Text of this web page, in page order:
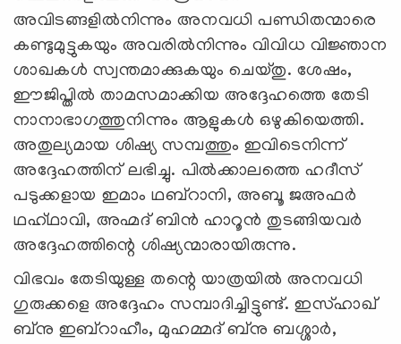
അവിടങ്ങളില്‍നിന്നും അനവധി പണ്ഡിതന്മാരെ
കണ്ടുമുട്ടുകയും അവരില്‍നിന്നും വിവിധ വിജ്ഞാന
ശാഖകള്‍ സ്വന്തമാക്കുകയും ചെയ്തു. ശേഷം,
ഈജിപ്തില്‍ താമസമാക്കിയ അദ്ദേഹത്തെ തേടി
നാനാഭാഗത്തുനിന്നും ആളുകള്‍ ഒഴുകിയെത്തി.
അതുല്യമായ ശിഷ്യ സമ്പത്തും ഇവിടെനിന്ന്
അദ്ദേഹത്തിന് ലഭിച്ചു. പില്‍ക്കാലത്തെ ഹദീസ്
പടുക്കളായ ഇമാം ഥബ്‌റാനി, അബൂ ജഅഫര്‍
ഥഹ്ഥാവി, അഹ്മദ് ബിന്‍ ഹാറൂന്‍ തുടങ്ങിയവര്‍
അദ്ദേഹത്തിന്റെ ശിഷ്യന്മാരായിരുന്നു.
വിഭവം തേടിയുള്ള തന്റെ യാത്രയില്‍ അനവധി
ഗുരുക്കളെ അദ്ദേഹം സമ്പാദിച്ചിട്ടുണ്ട്. ഇസ്ഹാഖ്
ബ്‌നു ഇബ്‌റാഹീം, മുഹമ്മദ് ബ്‌നു ബശ്ശാര്‍,